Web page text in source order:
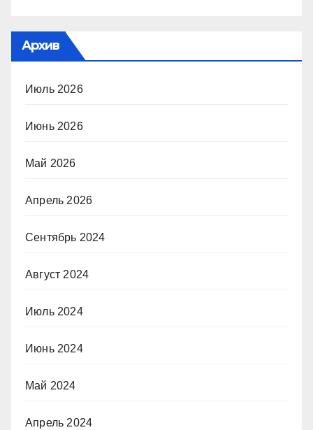
Архив
Июль 2026
Июнь 2026
Май 2026
Апрель 2026
Сентябрь 2024
Август 2024
Июль 2024
Июнь 2024
Май 2024
Апрель 2024